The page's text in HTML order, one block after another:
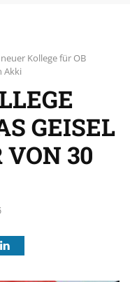
Kollege für OB
Akki
GEISEL
VON 30